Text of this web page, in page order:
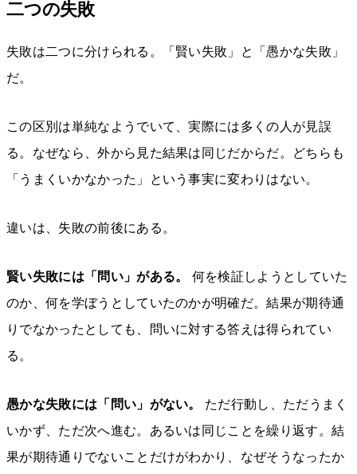
二つの失敗
失敗は二つに分けられる。「賢い失敗」と「愚かな失敗」
だ。
この区別は単純なようでいて、実際には多くの人が見誤
る。なぜなら、外から見た結果は同じだからだ。どちらも
「うまくいかなかった」という事実に変わりはない。
違いは、失敗の前後にある。
賢い失敗には「問い」がある。
何を検証しようとしていた
のか、何を学ぼうとしていたのかが明確だ。結果が期待通
りでなかったとしても、問いに対する答えは得られてい
る。
愚かな失敗には「問い」がない。
ただ行動し、ただうまく
いかず、ただ次へ進む。あるいは同じことを繰り返す。結
果が期待通りでないことだけがわかり、なぜそうなったか